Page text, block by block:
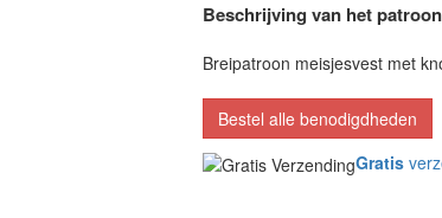
Beschrijving van het patroon
Breipatroon meisjesvest met
Bestel alle benodigdheden
Gratis